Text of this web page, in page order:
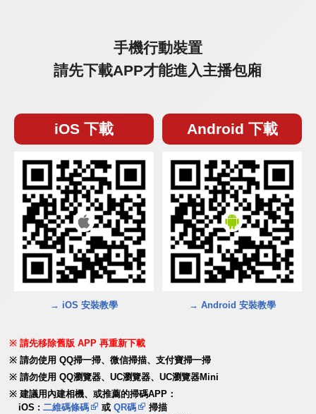
手機行動裝置
請先下載APP才能進入主播包廂
iOS 下載
→ iOS 安裝教學
Android 下載
→ Android 安裝教學
請先移除舊版 APP 再重新下載
請勿使用 QQ掃一掃、微信掃描、支付寶掃一掃
請勿使用 QQ瀏覽器、UC瀏覽器、UC瀏覽器Mini
建議用內建相機、或推薦的掃碼APP：
iOS :二維碼條碼 或QR碼
掃描